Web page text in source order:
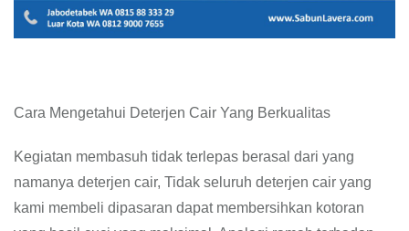
Cara Mengetahui Deterjen Cair Yang Berkualitas
Kegiatan membasuh tidak terlepas berasal dari yang
namanya deterjen cair, Tidak seluruh deterjen cair yang
kami membeli dipasaran dapat membersihkan kotoran